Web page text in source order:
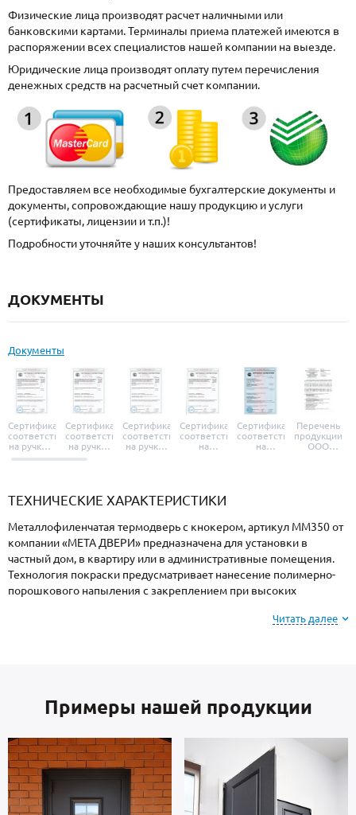
Физические лица производят расчет наличными или
банковскими картами. Терминалы приема платежей имеются в
распоряжении всех специалистов нашей компании на выезде.
Юридические лица производят оплату путем перечисления
денежных средств на расчетный счет компании.
Предоставляем все необходимые бухгалтерские документы и
документы, сопровождающие нашу продукцию и услуги
(сертификаты, лицензии и т.п.)!
Подробности уточняйте у наших консультантов!
ДОКУМЕНТЫ
Документы
Сертификат
соответствия
на ручки и
броненакладки
Сертификат
соответствия
на ручки-
защелки
Сертификат
соответствия
на ручки-
Сертификат
соответствия
на
Сертификат
соответствия
на
Перечень
продукции
ООО
ТЕХНИЧЕСКИЕ ХАРАКТЕРИСТИКИ
Металлофиленчатая термодверь с кнокером, артикул ММ350 от
компании «МЕТА ДВЕРИ» предназначена для установки в
частный дом, в квартиру или в административные помещения.
Технология покраски предусматривает нанесение полимерно-
порошкового напыления с закреплением при высоких
устойчивость к сколам и царапинам, перепадам температур,
фактурупорошкового напыления из вариантов,
замерщика.
В основе двери — стальные листы и многоконтурный профиль
металлопрокат производства Россия, толщиной 2 мм. Отделка
Читать далее
Примеры нашей продукции